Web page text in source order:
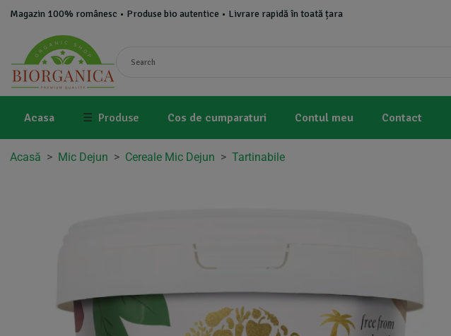
Magazin 100% românesc • Produse bio autentice • Livrare rapidă în toată țara
Acasa ☰ Produse Cos de cumparaturi Contul meu Contact
Acasă > Mic Dejun > Cereale Mic Dejun > Tartinabile